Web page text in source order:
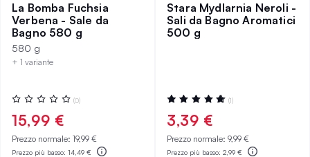
La Bomba Fuchsia
Verbena - Sale da
Bagno 580 g
580 g
+ 1 variante
Valutazione:
0%
(0)
15,99 €
Prezzo normale: 19,99 €
Prezzo più basso: 14,49 €
Stara Mydlarnia Neroli -
Sali da Bagno Aromatici
500 g
Valutazione:
100%
(1)
3,39 €
Prezzo normale: 9,99 €
Prezzo più basso: 2,99 €